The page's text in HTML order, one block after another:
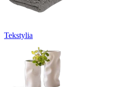
Tekstylia